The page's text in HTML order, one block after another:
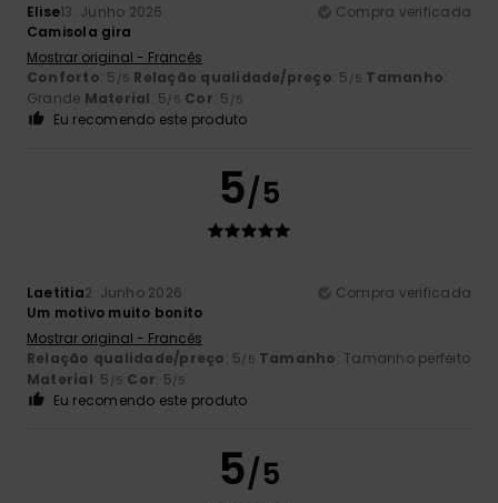
Elise13. Junho 2026
Compra verificada
Camisola gira
Mostrar original - Francês
Conforto: 5 /5 Relação qualidade/preço: 5 /5 Tamanho:
Grande Material: 5/5 Cor: 5 /5
Eu recomendo este produto
5/5
Laetitia2. Junho 2026
Compra verificada
Um motivo muito bonito
Mostrar original - Francês
Relação qualidade/preço: 5/5 Tamanho: Tamanho perfeito
Material: 5 /5 Cor: 5/5
Eu recomendo este produto
5/5